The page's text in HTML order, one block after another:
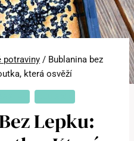
potraviny / Bublanina bez
která osvěží
Lepku: